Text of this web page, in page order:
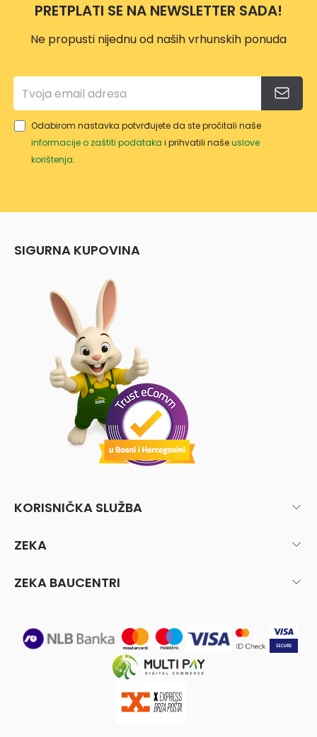
PRETPLATI SE NA NEWSLETTER SADA!
Ne propusti nijednu od naših vrhunskih ponuda
Odabirom nastavka potvrđujete da ste pročitali naše
informacije o zaštiti podataka i prihvatili našeuslove
korištenja.
SIGURNA KUPOVINA
KORISNIČKA SLUŽBA
ZEKA
ZEKA BAUCENTRI